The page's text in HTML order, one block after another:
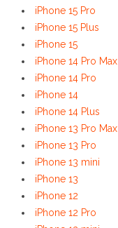
iPhone 15 Pro
iPhone 15 Plus
iPhone 15
iPhone 14 Pro Max
iPhone 14 Pro
iPhone 14
iPhone 14 Plus
iPhone 13 Pro Max
iPhone 13 Pro
iPhone 13 mini
iPhone 13
iPhone 12
iPhone 12 Pro